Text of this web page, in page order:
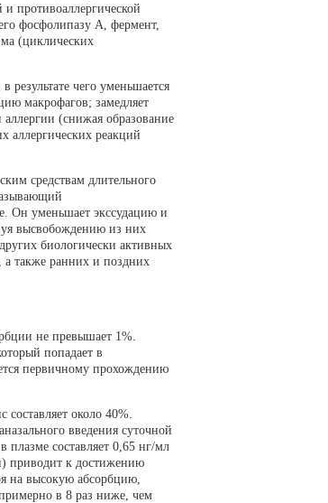
противоаллергической
фосфолипазу A, фермент,
(циклических
результате чего уменьшается
макрофагов; замедляет
(снижая образование
аллергических реакций
средствам длительного
Он уменьшает экссудацию и
высвобождению из них
биологически активных
а также ранних и поздних
не превышает 1%.
попадает в
первичному прохождению
около 40%.
введения суточной
плазме составляет 0,65 нг/мл
приводит к достижению
на высокую абсорбцию,
примерно в 8 раз ниже, чем